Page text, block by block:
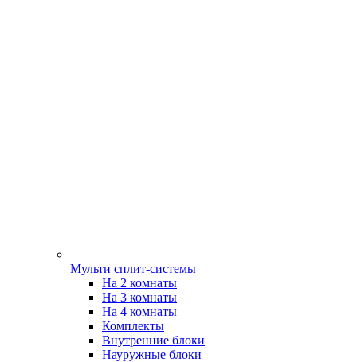
Мульти сплит-системы
На 2 комнаты
На 3 комнаты
На 4 комнаты
Комплекты
Внутренние блоки
Науружные блоки